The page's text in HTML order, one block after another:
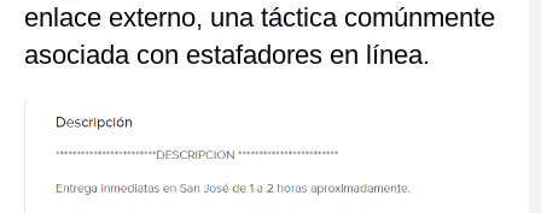
enlace externo, una táctica comúnmente
asociada con estafadores en línea.